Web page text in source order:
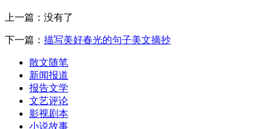
上一篇：没有了
下一篇： 描写美好春光的句子美文摘抄
散文随笔
新闻报道
报告文学
文艺评论
影视剧本
小说故事